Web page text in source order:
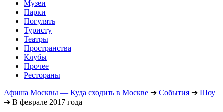
Музеи
Парки
Погулять
Туристу
Театры
Пространства
Клубы
Прочее
Рестораны
Афиша Москвы — Куда сходить в Москве ➔ События ➔ Шоу
➔ В феврале 2017 года